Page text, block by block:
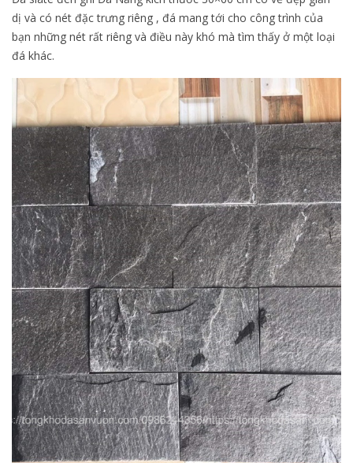
dị và có nét đặc trưng riêng , đá mang tới cho công trình của
bạn những nét rất riêng và điều này khó mà tìm thấy ở một loại
đá khác.